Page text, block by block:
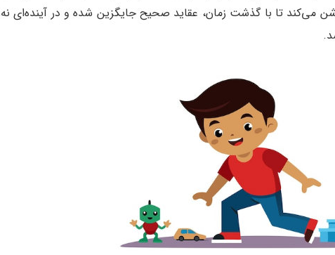
می‌کند تا با گذشت زمان، عقاید صحیح جایگزین شده و در آینده‌ای نه